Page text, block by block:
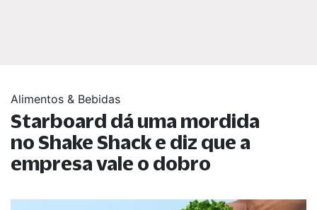
Alimentos & Bebidas
Starboard dá uma mordida
no Shake Shack e diz que a
empresa vale o dobro